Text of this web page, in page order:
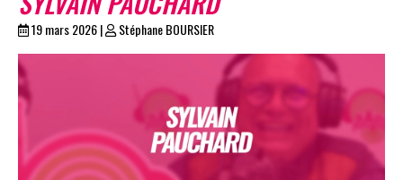
19 mars 2026| Stéphane BOURSIER